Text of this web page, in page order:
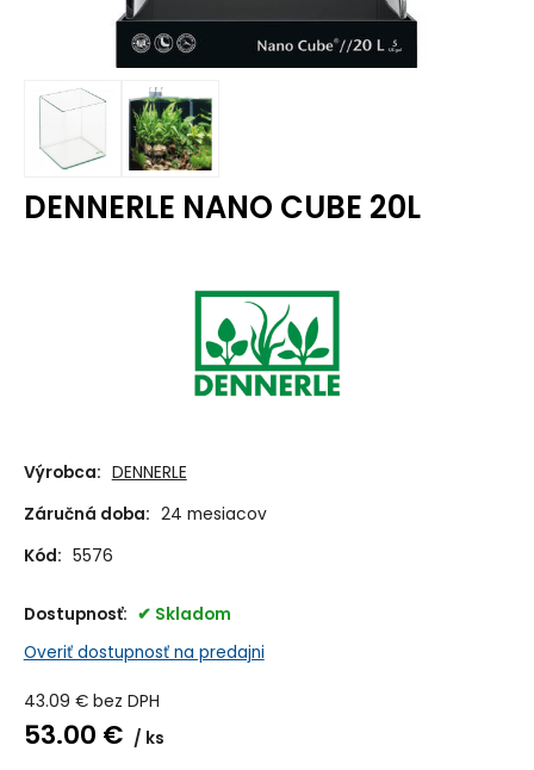
DENNERLE NANO CUBE 20L
Výrobca: DENNERLE
Záručná doba: 24 mesiacov
Kód: 5576
Dostupnosť:
Skladom
Overiť dostupnosť na predajni
43.09 € bez DPH
53.00 € ks